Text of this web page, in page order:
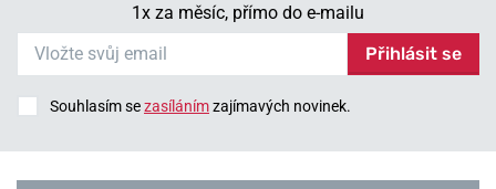
1x za měsíc, přímo do e-mailu
Přihlásit se
Souhlasím sezasílánímzajímavých novinek.